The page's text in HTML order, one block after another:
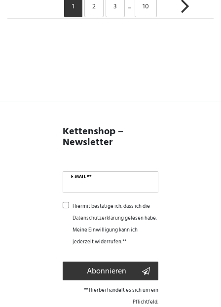
1 2 3 ... 10
Kettenshop –
Newsletter
E-MAIL **
Hiermit bestätige ich, dass ich die
Daten­schutz­erklärunggelesen habe.
Meine Einwilligung kann ich
jederzeit widerrufen.**
Abonnieren
** Hierbei handelt es sich um ein
Pflichtfeld.